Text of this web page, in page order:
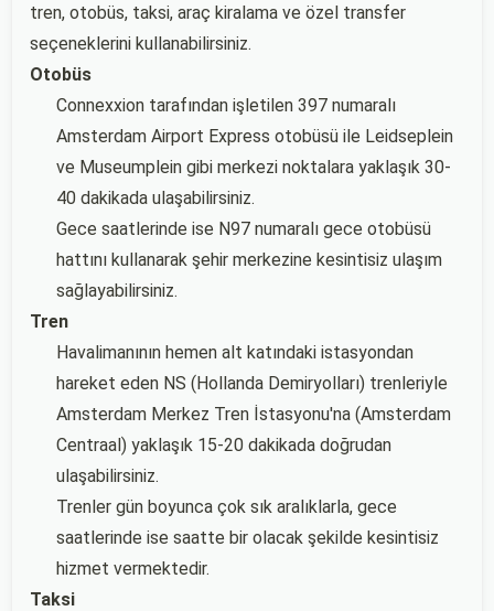
tren, otobüs, taksi, araç kiralama ve özel transfer
seçeneklerini kullanabilirsiniz.
Otobüs
Connexxion tarafından işletilen 397 numaralı
Amsterdam Airport Express otobüsü ile Leidseplein
ve Museumplein gibi merkezi noktalara yaklaşık 30-
40 dakikada ulaşabilirsiniz.
Gece saatlerinde ise N97 numaralı gece otobüsü
hattını kullanarak şehir merkezine kesintisiz ulaşım
sağlayabilirsiniz.
Tren
Havalimanının hemen alt katındaki istasyondan
hareket eden NS (Hollanda Demiryolları) trenleriyle
Amsterdam Merkez Tren İstasyonu'na (Amsterdam
Centraal) yaklaşık 15-20 dakikada doğrudan
ulaşabilirsiniz.
Trenler gün boyunca çok sık aralıklarla, gece
saatlerinde ise saatte bir olacak şekilde kesintisiz
hizmet vermektedir.
Taksi